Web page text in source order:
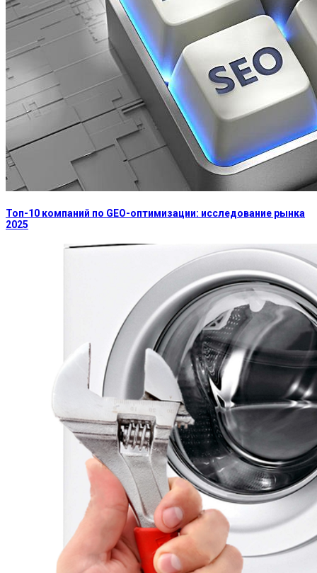
Топ-10 компаний по GEO-оптимизации: исследование рынка
2025